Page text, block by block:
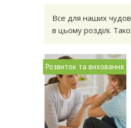
Все для наших
в цьому розділі.
Розвиток та виховання